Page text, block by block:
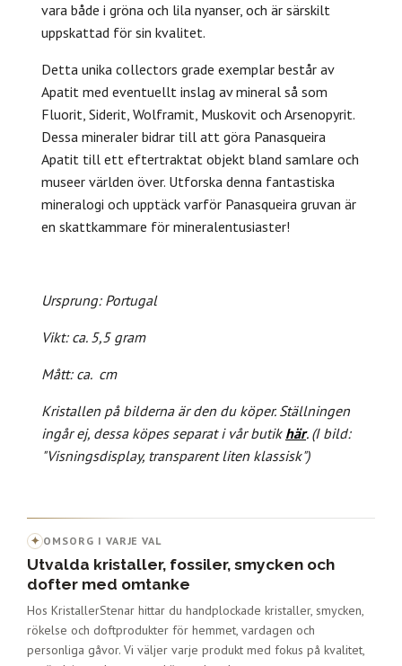
vara både i gröna och lila nyanser, och är särskilt
uppskattad för sin kvalitet.
Detta unika collectors grade exemplar består av
Apatit med eventuellt inslag av mineral så som
Fluorit, Siderit, Wolframit, Muskovit och Arsenopyrit.
Dessa mineraler bidrar till att göra Panasqueira
Apatit till ett eftertraktat objekt bland samlare och
museer världen över. Utforska denna fantastiska
mineralogi och upptäck varför Panasqueira gruvan är
en skattkammare för mineralentusiaster!
Ursprung: Portugal
Vikt: ca. 5,5 gram
Mått: ca. cm
Kristallen på bilderna är den du köper. Ställningen
ingår ej, dessa köpes separat i vår butik här.(I bild:
"Visningsdisplay, transparent liten klassisk")
✦ OMSORG I VARJE VAL
Utvalda kristaller, fossiler, smycken och
dofter med omtanke
Hos KristallerStenar hittar du handplockade kristaller, smycken,
rökelse och doftprodukter för hemmet, vardagen och
personliga gåvor. Vi väljer varje produkt med fokus på kvalitet,